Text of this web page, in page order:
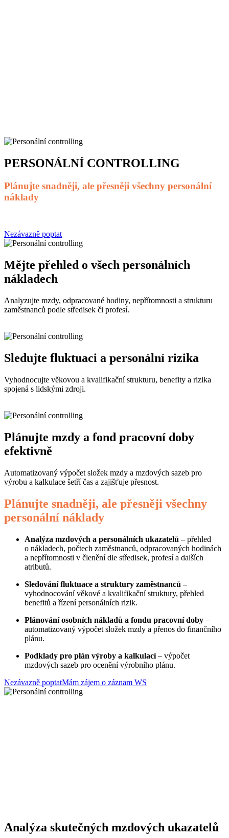
PERSONÁLNÍ CONTROLLING
Plánujte snadněji, ale přesněji všechny personální
náklady
Nezávazně poptat
Mějte přehled o všech personálních
nákladech
Analyzujte mzdy, odpracované hodiny, nepřítomnosti a strukturu
zaměstnanců podle středisek či profesí.
Sledujte fluktuaci a personální rizika
Vyhodnocujte věkovou a kvalifikační strukturu, benefity a rizika
spojená s lidskými zdroji.
Plánujte mzdy a fond pracovní doby
efektivně
Automatizovaný výpočet složek mzdy a mzdových sazeb pro
výrobu a kalkulace šetří čas a zajišťuje přesnost.
Plánujte snadněji, ale přesněji všechny
personální náklady
Analýza mzdových a personálních ukazatelů – přehled
o nákladech, počtech zaměstnanců, odpracovaných hodinách
a nepřítomnosti v členění dle středisek, profesí a dalších
atributů.
Sledování fluktuace a struktury zaměstnanců –
vyhodnocování věkové a kvalifikační struktury, přehled
benefitů a řízení personálních rizik.
Plánování osobních nákladů a fondu pracovní doby –
automatizovaný výpočet složek mzdy a přenos do finančního
plánu.
Podklady pro plán výroby a kalkulací– výpočet
mzdových sazeb pro ocenění výrobního plánu.
Nezávazně poptatMám zájem o záznam WS
Analýza skutečných mzdových ukazatelů